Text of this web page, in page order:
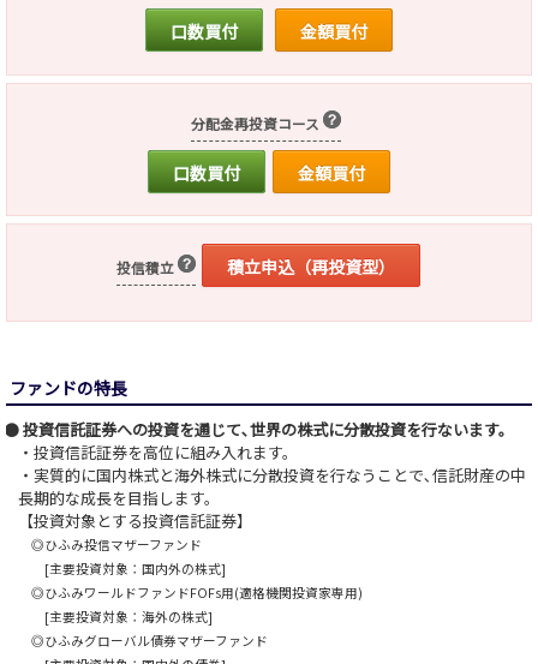
口数買付 金額買付
分配金再投資コース
口数買付 金額買付
投信積立 積立申込（再投資型）
ファンドの特長
投資信託証券への投資を通じて､世界の株式に分散投資を行ないます。
・投資信託証券を高位に組み入れます。
・実質的に国内株式と海外株式に分散投資を行なうことで､信託財産の中
長期的な成長を目指します。
【投資対象とする投資信託証券】
◎ひふみ投信マザーファンド
[主要投資対象：国内外の株式]
◎ひふみワールドファンドFOFs用(適格機関投資家専用)
[主要投資対象：海外の株式]
◎ひふみグローバル債券マザーファンド